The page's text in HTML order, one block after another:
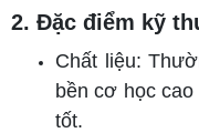
2. Đặc điểm kỹ
Chất liệu:
bền cơ học
tốt.